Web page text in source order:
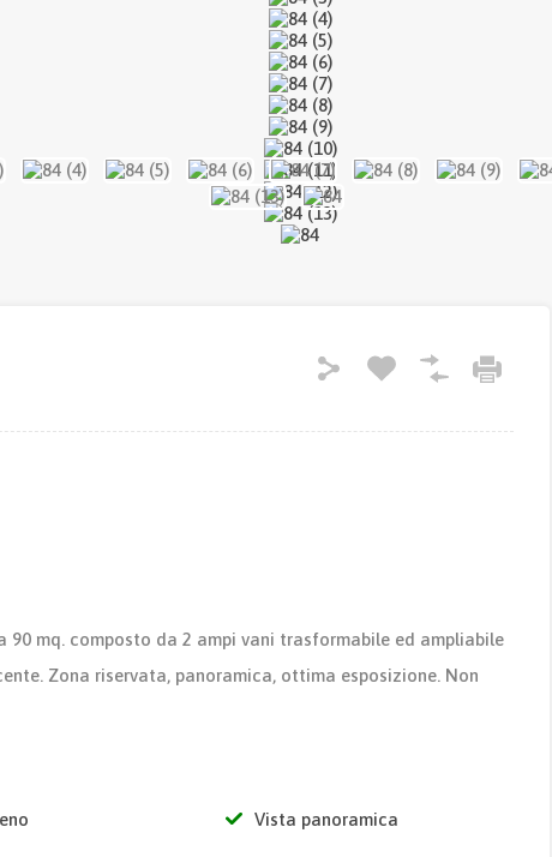
mq. composto da 2 ampi vani trasformabile ed ampliabile
Zona riservata, panoramica, ottima esposizione. Non
Vista panoramica